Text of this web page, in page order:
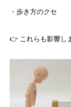
・歩き方のクセ
👉 これらも影響し